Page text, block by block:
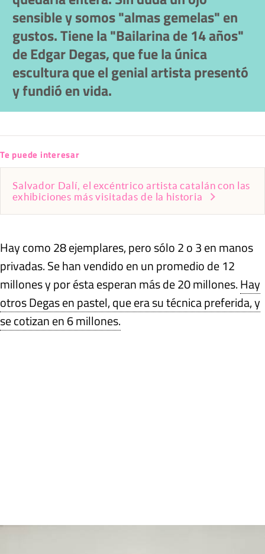
sensible y somos "almas gemelas" en
gustos. Tiene la "Bailarina de 14 años"
de Edgar Degas, que fue la única
escultura que el genial artista presentó
y fundió en vida.
Te puede interesar
Salvador Dalí, el excéntrico artista catalán con las
exhibiciones más visitadas de la historia
Hay como 28 ejemplares, pero sólo 2 o 3 en manos
privadas. Se han vendido en un promedio de 12
millones y por ésta esperan más de 20 millones.Hay
otros Degas en pastel, que era su técnica preferida, y
se cotizan en 6 millones.